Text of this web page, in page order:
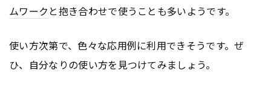
ムワーク と抱き合わせで使うことも多いようです。
使い方次第で、色々な応用例に利用できそうです。ぜ
ひ、自分なりの使い方を見つけてみましょう。